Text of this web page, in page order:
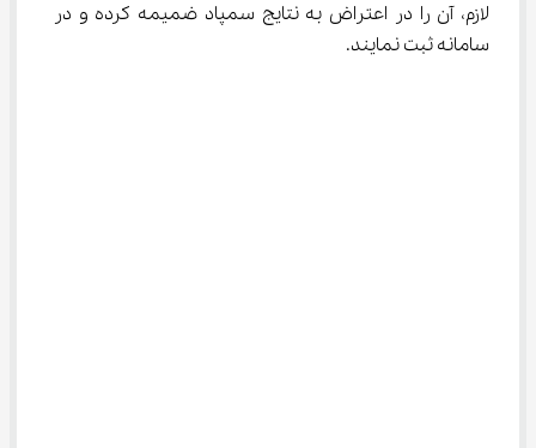
لازم، آن را در اعتراض به نتایج سمپاد ضمیمه کرده و در
سامانه ثبت نمایند.